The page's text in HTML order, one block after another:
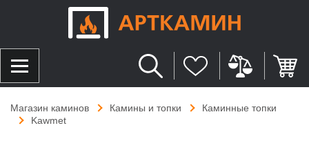
Магазин каминов Камины и топки
Каминные топки
Kawmet